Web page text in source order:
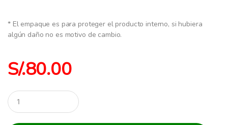
* El empaque es para proteger el producto interno, si hubiera
algún daño no es motivo de cambio.
S/.80.00
C
a
n